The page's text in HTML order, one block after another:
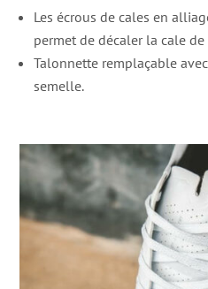
Les écrous de cales en
permet de décaler la cale de
Talonnette remplaçable
semelle.